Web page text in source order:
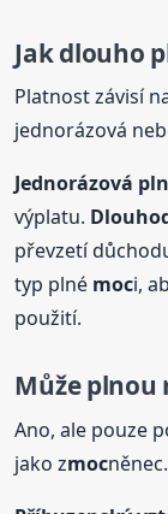
Jak dlouho
Platnost závisí
jednorázová
Jednorázová
výplatu.
převzetí
typ plné moci,
použití.
Může plnou
Ano, ale pouze
jako zmocněnec.